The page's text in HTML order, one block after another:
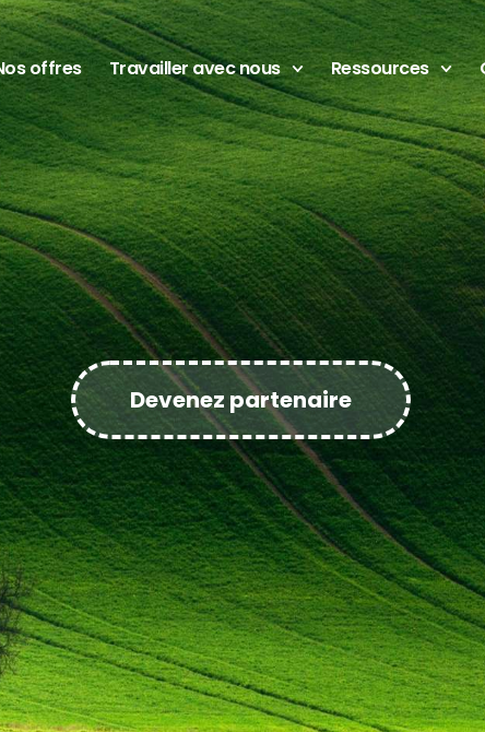
offres Travailler avec nous Ressources
Devenez partenaire